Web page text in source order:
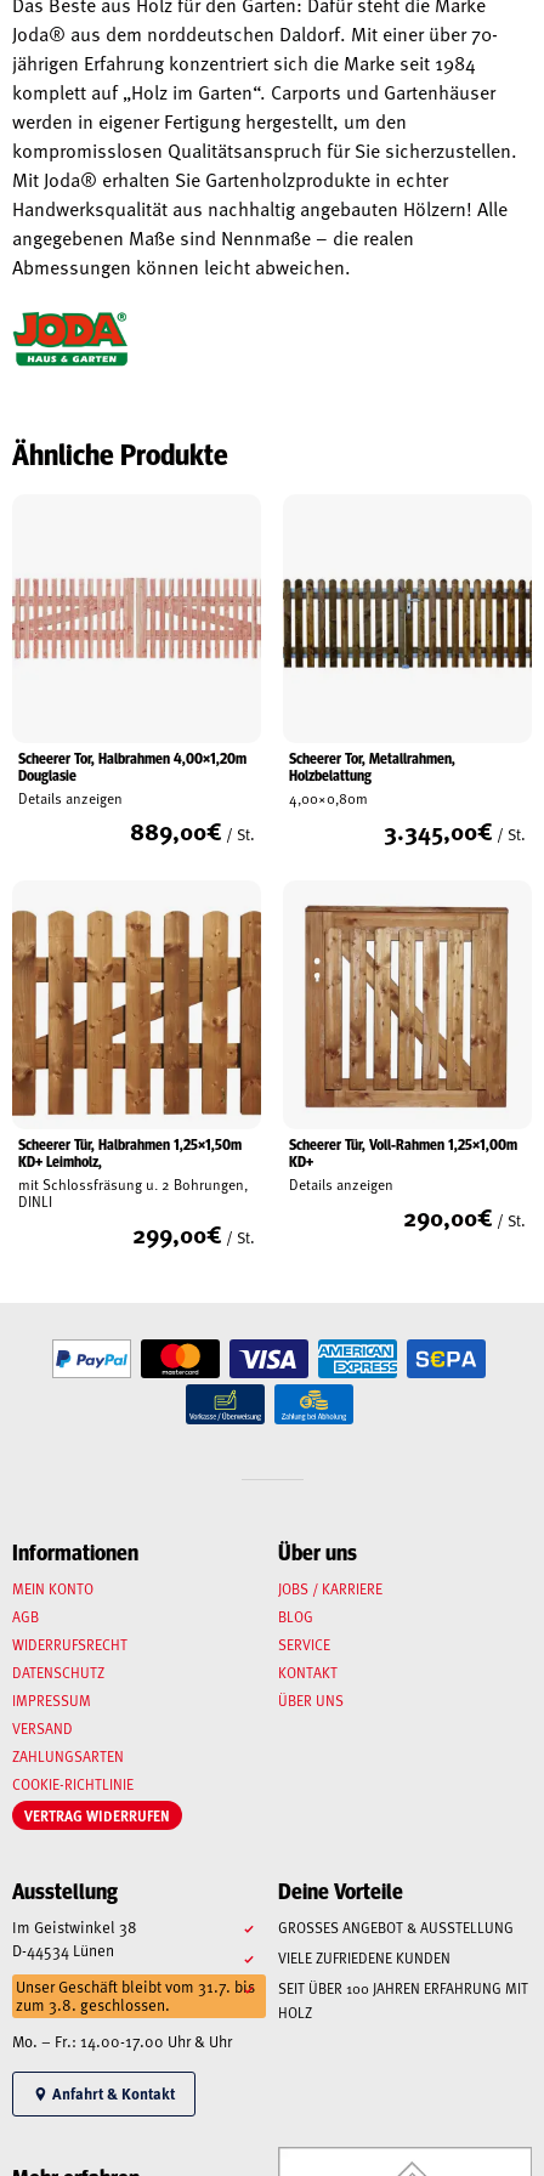
Joda® aus dem norddeutschen Daldorf. Mit einer über 70-
jährigen Erfahrung konzentriert sich die Marke seit 1984
komplett auf „Holz im Garten“. Carports und Gartenhäuser
werden in eigener Fertigung hergestellt, um den
kompromisslosen Qualitätsanspruch für Sie sicherzustellen.
Mit Joda® erhalten Sie Gartenholzprodukte in echter
Handwerksqualität aus nachhaltig angebauten Hölzern! Alle
angegebenen Maße sind Nennmaße – die realen
Abmessungen können leicht abweichen.
Ähnliche Produkte
Scheerer Tor, Halbrahmen 4,00×1,20m
Douglasie
Details anzeigen
889,00€ / St.
Scheerer Tor, Metallrahmen,
Holzbelattung
4,00×0,80m
3.345,00€ / St.
Scheerer Tür, Halbrahmen 1,25×1,50m
KD+ Leimholz,
mit Schlossfräsung u. 2 Bohrungen,
DINLI
299,00€ / St.
Scheerer Tür, Voll-Rahmen 1,25×1,00m
KD+
Details anzeigen
290,00€ / St.
Informationen
MEIN KONTO
AGB
WIDERRUFSRECHT
DATENSCHUTZ
IMPRESSUM
VERSAND
ZAHLUNGSARTEN
COOKIE-RICHTLINIE
VERTRAG WIDERRUFEN
Über uns
JOBS / KARRIERE
BLOG
SERVICE
KONTAKT
ÜBER UNS
Ausstellung
Im Geistwinkel 38
D-44534 Lünen
Unser Geschäft bleibt vom 31.7. bis
zum 3.8. geschlossen.
Mo. – Fr.: 14.00-17.00 Uhr & Uhr
Anfahrt & Kontakt
Deine Vorteile
GROSSES ANGEBOT & AUSSTELLUNG
VIELE ZUFRIEDENE KUNDEN
SEIT ÜBER 100 JAHREN ERFAHRUNG MIT
HOLZ